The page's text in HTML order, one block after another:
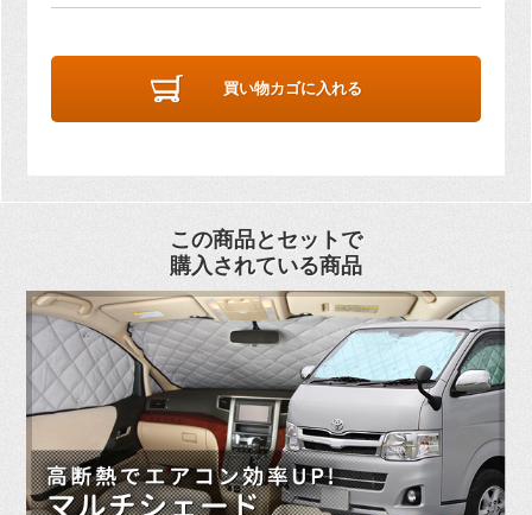
買い物カゴに入れる
この商品とセットで
購入されている商品